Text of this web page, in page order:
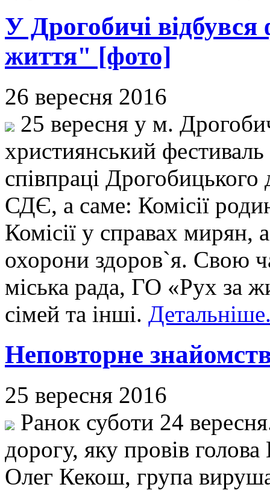
У Дрогобичі
життя" [фото]
26 вересня 2016
25 вересня у м.
християнський
співпраці Дрогобицького
СДЄ, а саме: Комісії
Комісії у справах мирян,
охорони здоров`я. Свою
міська рада, ГО «Рух за
сімей та інші.
Неповторне
25 вересня 2016
Ранок суботи 24
дорогу, яку провів
Олег Кекош, група